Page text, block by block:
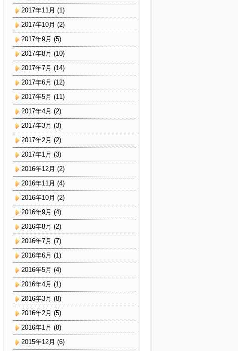
2017年11月 (1)
2017年10月 (2)
2017年9月 (5)
2017年8月 (10)
2017年7月 (14)
2017年6月 (12)
2017年5月 (11)
2017年4月 (2)
2017年3月 (3)
2017年2月 (2)
2017年1月 (3)
2016年12月 (2)
2016年11月 (4)
2016年10月 (2)
2016年9月 (4)
2016年8月 (2)
2016年7月 (7)
2016年6月 (1)
2016年5月 (4)
2016年4月 (1)
2016年3月 (8)
2016年2月 (5)
2016年1月 (8)
2015年12月 (6)